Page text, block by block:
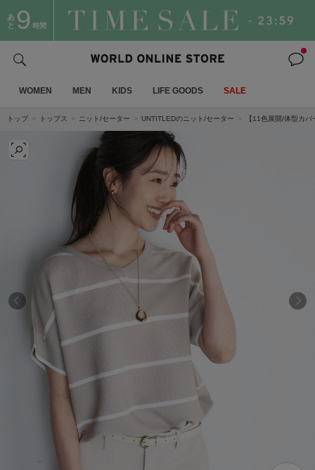
あ
と 9 時間
WOMEN MEN KIDS LIFE GOODS SALE
トップ トップス ニット/セーター UNTITLEDのニット/セーター 【11色展開/体型カ